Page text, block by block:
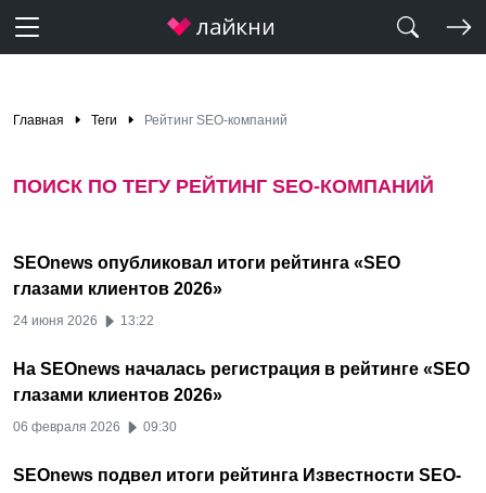
Главная Теги Рейтинг SEO-компаний
ПОИСК ПО ТЕГУ РЕЙТИНГ SEO-КОМПАНИЙ
SEOnews опубликовал итоги рейтинга «SEO
глазами клиентов 2026»
24 июня 2026 13:22
На SEOnews началась регистрация в рейтинге «SEO
глазами клиентов 2026»
06 февраля 2026 09:30
SEOnews подвел итоги рейтинга Известности SEO-